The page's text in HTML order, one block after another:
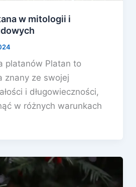
w mitologii i
platanów Platan to
znany ze swojej
i długowieczności,
w różnych warunkach